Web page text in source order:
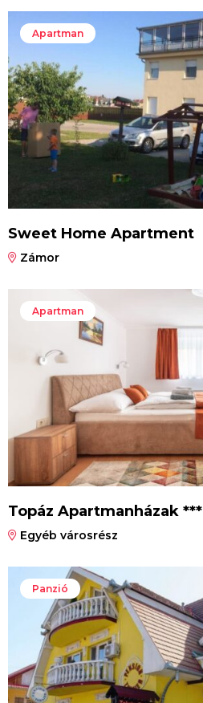
Apartman
Sweet Home Apartment
Zámor
Apartman
Topáz Apartmanházak ***
Egyéb városrész
Panzió